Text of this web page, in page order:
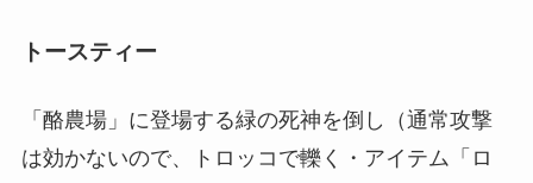
トースティー
「酪農場」に登場する緑の死神を倒し（通常攻撃
は効かないので、トロッコで轢く・アイテム「ロ